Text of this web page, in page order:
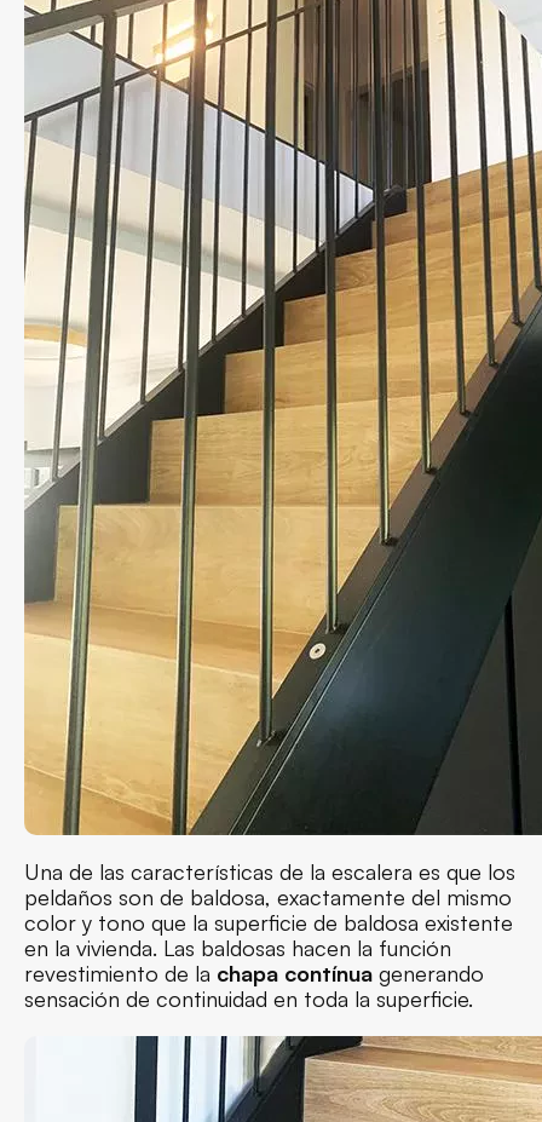
Una de las características de la escalera es que los
peldaños son de baldosa, exactamente del mismo
color y tono que la superficie de baldosa existente
en la vivienda. Las baldosas hacen la función
revestimiento de la chapa contínua generando
sensación de continuidad en toda la superficie.